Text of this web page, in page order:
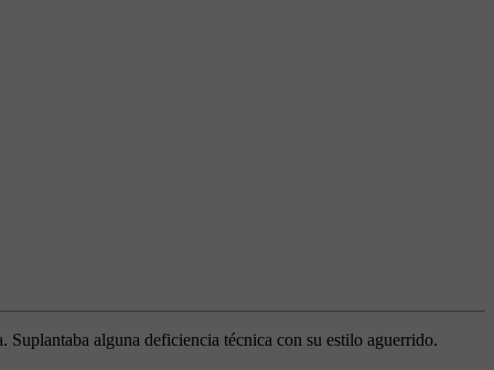
Suplantaba alguna deficiencia técnica con su estilo aguerrido.